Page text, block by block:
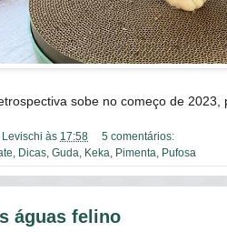
sobe no começo de
Levischi às 17:58
5 comentários:
Dicas Guda Keka Pimenta Pufosa
águas felino